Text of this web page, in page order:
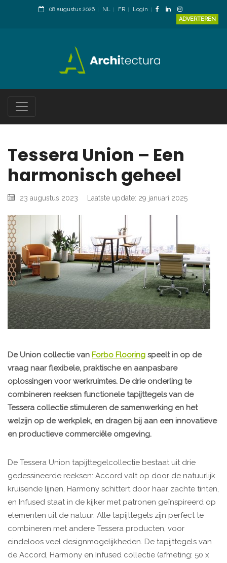
08 augustus 2026 NL FR
Login
ADVERTEREN
Tessera Union – Een
harmonisch geheel
23 augustus 2023 Laatste update: 29 januari 2025
De Union collectie van Forbo Flooring speelt in op de
vraag naar flexibele, praktische en aanpasbare
oplossingen voor werkruimtes. De drie onderling te
combineren reeksen functionele tapijttegels van de
Tessera collectie stimuleren de samenwerking en het
welzijn op de werkplek, en dragen bij aan een innovatieve
en productieve commerciële omgeving.
De Tessera Union tapijttegelcollectie bestaat uit drie
gedessineerde reeksen: Accord valt op door de natuurlijk
kruisende lijnen, Harmony schittert door haar zachte tinten,
en Infused staat in de kijker met patronen geïnspireerd op
elementen uit de natuur. Alle tapijttegels zijn perfect te
combineren met andere Tessera producten, voor
eindeloos veel designmogelijkheden. De tapijttegels van
de Accord, Harmony en Infused collectie (afmeting: 50 x